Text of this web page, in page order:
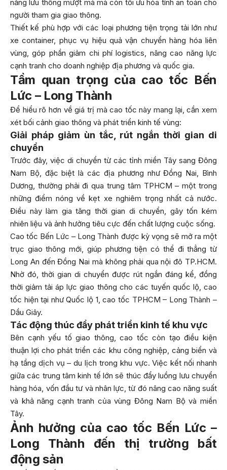
năng lưu thông mượt mà mà còn tối ưu hóa tính an toàn cho
người tham gia giao thông.
Thiết kế phù hợp với các loại phương tiện trọng tải lớn như
xe container, phục vụ hiệu quả vận chuyển hàng hóa liên
vùng, góp phần giảm chi phí logistics, nâng cao năng lực
cạnh tranh cho doanh nghiệp địa phương và quốc gia.
Tầm quan trọng của cao tốc Bến
Lức – Long Thành
Để hiểu rõ hơn về giá trị mà cao tốc này mang lại, cần xem
xét bối cảnh giao thông và phát triển kinh tế vùng:
Giải pháp giảm ùn tắc, rút ngắn thời gian di
chuyển
Trước đây, việc di chuyển từ các tỉnh miền Tây sang Đông
Nam Bộ, đặc biệt là các địa phương như Đồng Nai, Bình
Dương, thường phải đi qua trung tâm TPHCM – một trong
những điểm nóng về kẹt xe nghiêm trọng nhất cả nước.
Điều này làm gia tăng thời gian di chuyển, gây tốn kém
nhiên liệu và ảnh hưởng tiêu cực đến chất lượng cuộc sống.
Cao tốc Bến Lức – Long Thành được kỳ vọng sẽ mở ra một
trục giao thông mới, giúp phương tiện có thể đi thẳng từ
Long An đến Đồng Nai mà không phải qua nội đô TP.HCM.
Nhờ đó, thời gian di chuyển được rút ngắn đáng kể, đồng
thời giảm tải áp lực giao thông cho các tuyến quốc lộ, cao
tốc hiện tại như Quốc lộ 1, cao tốc TPHCM – Long Thành –
Dầu Giây.
Tác động thúc đẩy phát triển kinh tế khu vực
Bên cạnh yếu tố giao thông, cao tốc còn tạo điều kiện
thuận lợi cho phát triển các khu công nghiệp, cảng biển và
hạ tầng dịch vụ – du lịch trong khu vực. Việc kết nối nhanh
giữa các trung tâm kinh tế lớn sẽ thúc đẩy luồng lưu chuyển
hàng hóa, vốn đầu tư và nhân lực, từ đó nâng cao năng suất
và khả năng cạnh tranh của vùng Đông Nam Bộ và miền
Tây.
Ảnh hưởng của cao tốc Bến Lức –
Long Thành đến thị trường bất
động sản